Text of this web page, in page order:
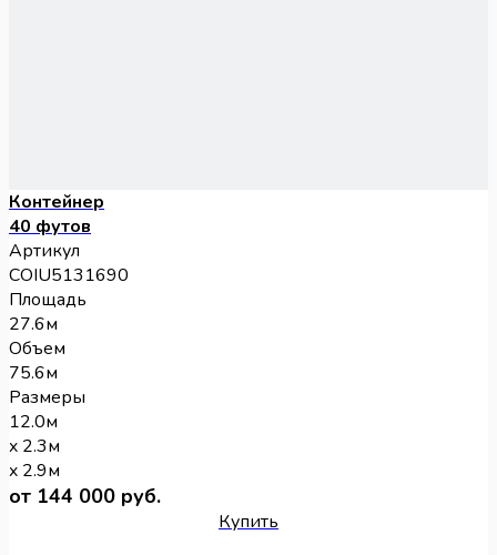
Контейнер
40 футов
Артикул
COIU5131690
Площадь
27.6м
Объем
75.6м
Размеры
12.0м
x 2.3м
x 2.9м
от 144 000 руб.
Купить